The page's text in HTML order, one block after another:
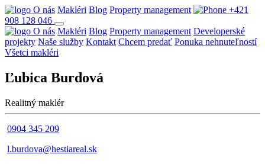
O nás Makléri Blog Property management
+421
908 128 046
O nás Makléri Blog Property management Developerské
projekty Naše služby Kontakt Chcem predať Ponuka nehnuteľností
Všetci makléri
Ľubica Burdová
Realitný maklér
0904 345 209
l.burdova@hestiareal.sk